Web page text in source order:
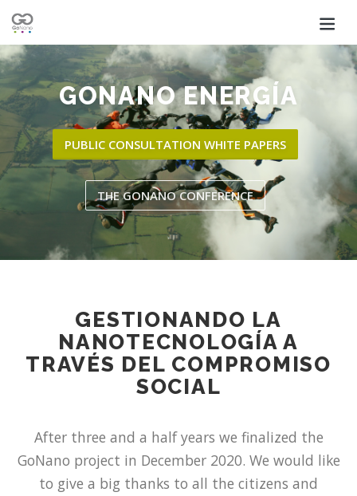
GONANOENERGÍA
PUBLIC CONSULTATION WHITE PAPERS
THE GONANO CONFERENCE
GESTIONANDO LA
NANOTECNOLOGÍA A
TRAVÉS DEL COMPROMISO
SOCIAL
After three and a half years we finalized the
GoNano project in December 2020. We would like
to give a big thanks to all the citizens and